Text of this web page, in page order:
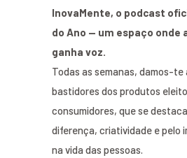
InovaMente, o podcast
do Ano — um espaço onde
ganha voz.
Todas as semanas, damos-te
bastidores dos produtos
consumidores, que se
diferença, criatividade e pelo
na vida das pessoas.